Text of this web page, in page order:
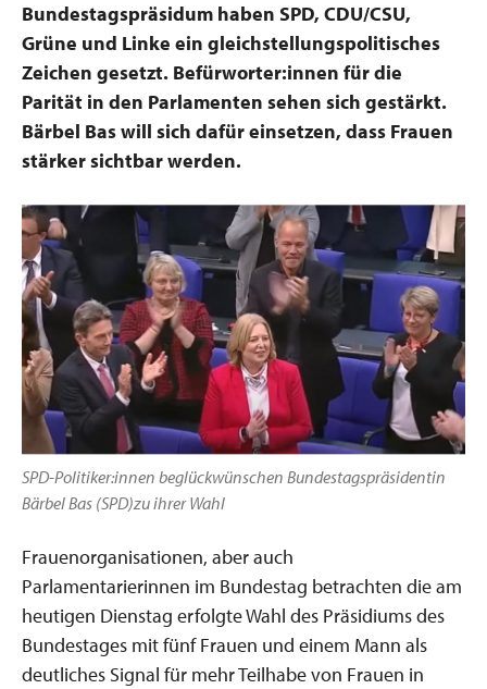
Bundestagspräsidum haben SPD, CDU/CSU,
Grüne und Linke ein gleichstellungspolitisches
Zeichen gesetzt. Befürworter:innen für die
Parität in den Parlamenten sehen sich gestärkt.
Bärbel Bas will sich dafür einsetzen, dass Frauen
stärker sichtbar werden.
SPD-Politiker:innen beglückwünschen Bundestagspräsidentin
Bärbel Bas (SPD)zu ihrer Wahl
Frauenorganisationen, aber auch
Parlamentarierinnen im Bundestag betrachten die am
heutigen Dienstag erfolgte Wahl des Präsidiums des
Bundestages mit fünf Frauen und einem Mann als
deutliches Signal für mehr Teilhabe von Frauen in